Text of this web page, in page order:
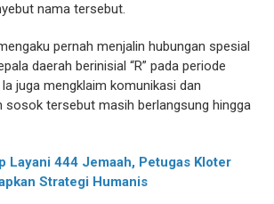
nama tersebut.
pernah menjalin hubungan spesial
daerah berinisial “R” pada periode
juga mengklaim komunikasi dan
sosok tersebut masih berlangsung hingga
Layani 444 Jemaah, Petugas Kloter
Strategi Humanis